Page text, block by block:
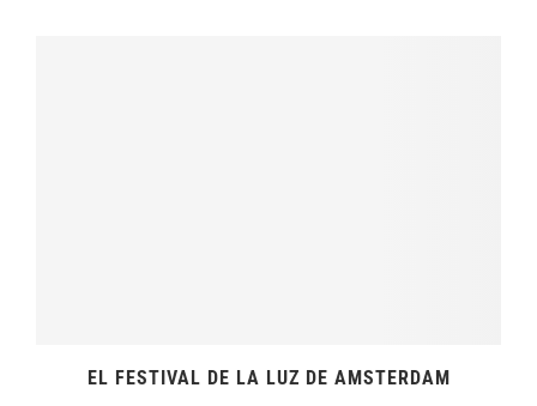
EL FESTIVAL DE LA LUZ DE AMSTERDAM